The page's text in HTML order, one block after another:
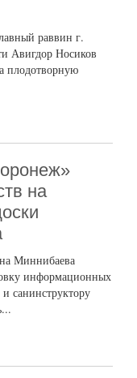
раввин г.
Авигдор Носиков
плодотворную
на
Миннибаева
информационных
санинструктору